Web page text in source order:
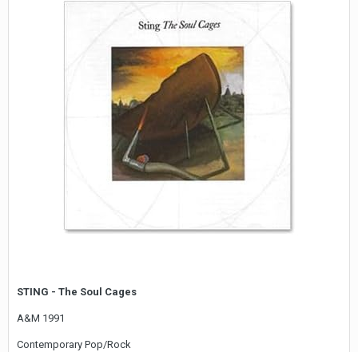
STING - The Soul Cages
A&M 1991
Contemporary Pop/Rock